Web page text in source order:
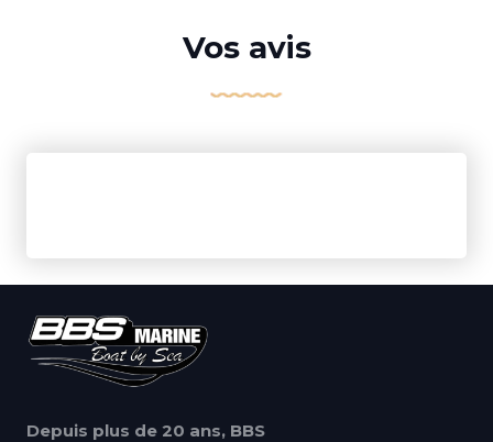
Vos avis
Depuis plus de 20 ans, BBS